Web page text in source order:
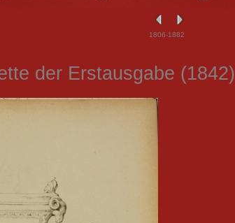
1806-1882
der Erstausgabe (1842)